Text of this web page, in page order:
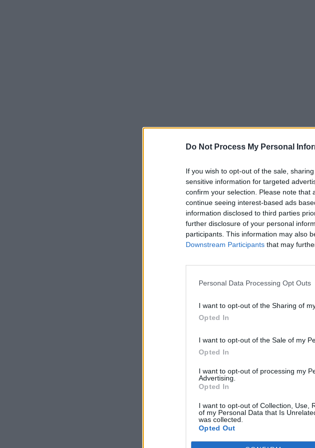
Do Not Process My Personal
If you wish to opt-out of the sale,
sensitive information for targeted
confirm your selection. Please note
continue seeing interest-based ads
information disclosed to third parties
further disclosure of your personal
participants. This information may also
Downstream Participants that may
Personal Data Processing Opt Outs
I want to opt-out of the Sharing of
Opted In
I want to opt-out of the Sale of my
Opted In
I want to opt-out of processing my
Advertising.
Opted In
I want to opt-out of Collection, Use,
of my Personal Data that Is
was collected.
Opted Out